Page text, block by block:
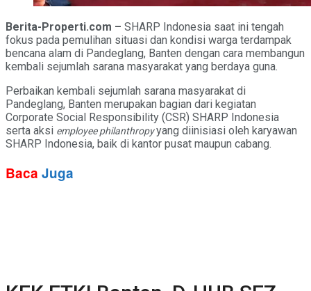
Berita-Properti.com – SHARP Indonesia saat ini tengah
fokus pada pemulihan situasi dan kondisi warga terdampak
bencana alam di Pandeglang, Banten dengan cara membangun
kembali sejumlah sarana masyarakat yang berdaya guna.
Perbaikan kembali sejumlah sarana masyarakat di
Pandeglang, Banten merupakan bagian dari kegiatan
Corporate Social Responsibility (CSR) SHARP Indonesia
serta aksi employee philanthropyyang diinisiasi oleh karyawan
SHARP Indonesia, baik di kantor pusat maupun cabang.
Baca Juga